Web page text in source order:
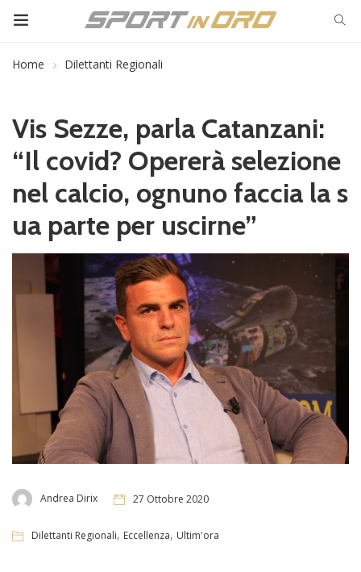
Home Dilettanti Regionali
Vis Sezze, parla Catanzani:
“Il covid? Opererà selezione
nel calcio, ognuno faccia la s
ua parte per uscirne”
Andrea Dirix 27 Ottobre 2020
Dilettanti Regionali, Eccellenza, Ultim'ora